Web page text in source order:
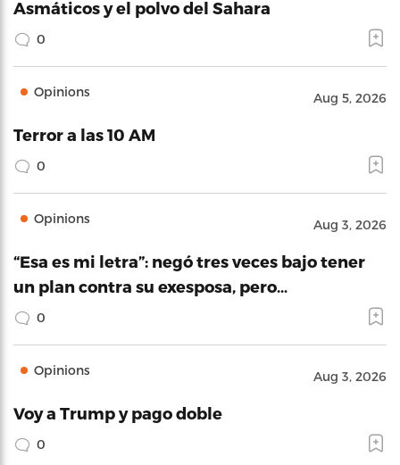
Asmáticos y el polvo del Sahara
0
Opinions Aug 5, 2026
Terror a las 10 AM
0
Opinions Aug 3, 2026
“Esa es mi letra”: negó tres veces bajo tener
un plan contra su exesposa, pero…
0
Opinions Aug 3, 2026
Voy a Trump y pago doble
0